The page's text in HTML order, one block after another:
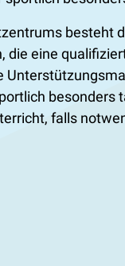
besteht
eine
falls